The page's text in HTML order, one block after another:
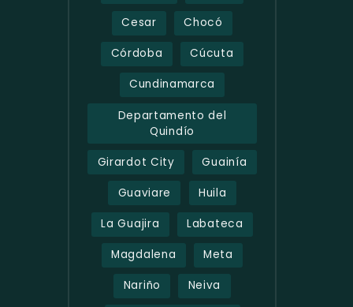
Cesar Chocó
Córdoba Cúcuta
Cundinamarca
Departamento del
Quindío
Girardot City Guainía
Guaviare Huila
La Guajira Labateca
Magdalena Meta
Nariño Neiva